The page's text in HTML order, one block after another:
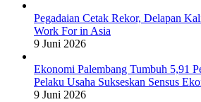
Pegadaian Cetak Rekor, Delapan
Work For in Asia
9 Juni 2026
Ekonomi Palembang Tumbuh 5,91
Pelaku Usaha Sukseskan Sensus
9 Juni 2026